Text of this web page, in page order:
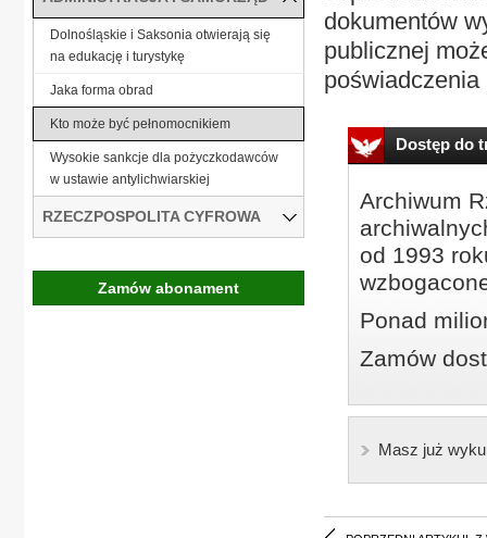
dokumentów
publicznej
Dostęp do
Archiwum
od 1993
Ponad
Zamów
Masz już
Dolnośląskie i Saksonia otwierają się
na edukację i turystykę
Jaka forma obrad
Kto może być pełnomocnikiem
Wysokie sankcje dla pożyczkodawców
w ustawie antylichwiarskiej
RZECZPOSPOLITA CYFROWA
Zamów abonament